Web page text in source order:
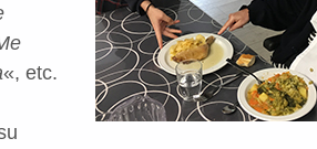
«, etc.